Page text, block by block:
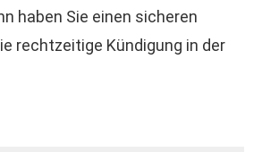
haben Sie einen sicheren
rechtzeitige Kündigung in der